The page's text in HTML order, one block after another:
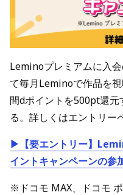
Leminoプレミアムに入
て毎月Leminoで作品を
間dポイントを500pt還
る。詳しくはエントリー
▶【要エントリー】
イントキャンペーンの参
※ドコモ MAX、ドコモ